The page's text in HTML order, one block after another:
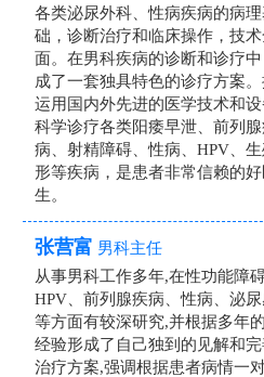
各类泌尿外科、性病疾病的病理
础，诊断治疗和临床操作，技术
面。在男科疾病的诊断和诊疗
成了一套独具特色的诊疗方案
运用国内外先进的医学技术和设
科学诊疗各类阳痿早泄、前列
病、射精障碍、性病、HPV、
形等疾病，是患者非常信赖的好
生。
张营富 男科主任
从事男科工作多年,在性功能障碍
HPV、前列腺疾病、性病、泌
等方面有较深研究,并根据多年
经验形成了自己独到的见解和
治疗方案,强调根据患者病情一